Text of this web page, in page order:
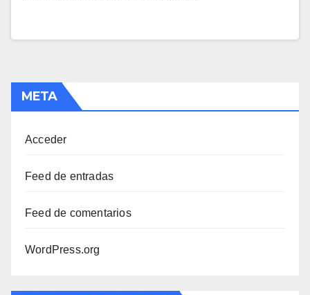
META
Acceder
Feed de entradas
Feed de comentarios
WordPress.org